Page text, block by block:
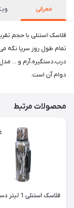
معرفی
تمام طول روز سرپا نگه
درب،دستگیره،آرم و ...
دوام آن است.
محصولات مرتبط
فلاسک استنلی 1 لیتر دسته دار